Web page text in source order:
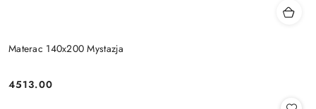
Materac 140x200 Mystazja
Cena:
4513.00